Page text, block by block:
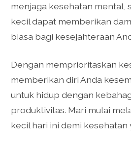
menjaga kesehatan mental,
kecil dapat memberikan
biasa bagi kesejahteraan
Dengan memprioritaskan
memberikan diri Anda
untuk hidup dengan
produktivitas. Mari mulai
kecil hari ini demi kesehatan